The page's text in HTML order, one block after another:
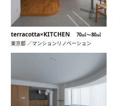
terracotta×KITCHEN 70㎡〜80㎡
東京都 ／マンションリノベーション